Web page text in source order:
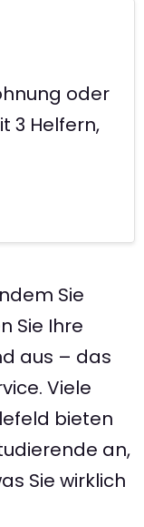
oder
3 Helfern,
Sie
Sie Ihre
aus – das
Viele
bieten
an,
Sie wirklich